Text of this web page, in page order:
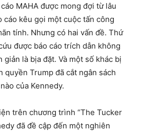
MAHA được mong đợi từ lâu
cáo kêu gọi một cuộc tấn công
tính. Nhưng có hai vấn đề. Thứ
được báo cáo trích dẫn không
là bịa đặt. Và một số khác bị
quyền Trump đã cắt ngân sách
của Kennedy.
trên chương trình “The Tucker
đã đề cập đến một nghiên